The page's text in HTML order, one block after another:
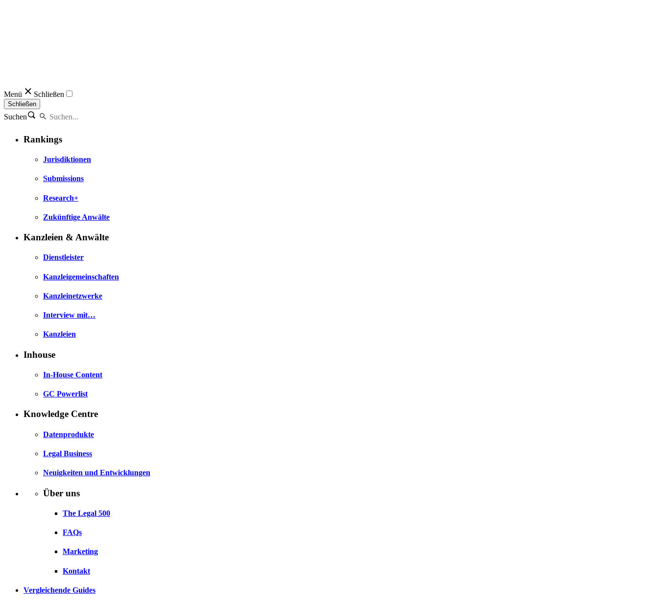
Menü Schließen
Schließen
Suchen
Rankings
Jurisdiktionen
Submissions
Research+
Zukünftige Anwälte
Kanzleien & Anwälte
Dienstleister
Kanzleigemeinschaften
Kanzleinetzwerke
Interview mit…
Kanzleien
Inhouse
In-House Content
GC Powerlist
Knowledge Centre
Datenprodukte
Legal Business
Neuigkeiten und Entwicklungen
Über uns
The Legal 500
FAQs
Marketing
Kontakt
Vergleichende Guides